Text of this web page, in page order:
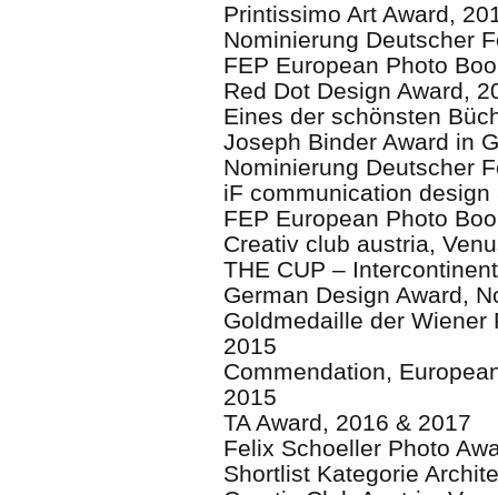
Printissimo Art Award,
Nominierung Deutscher
FEP European Photo
Red Dot Design Award,
Eines der schönsten
Joseph Binder Award in
Nominierung Deutscher
iF communication design
FEP European Photo
Creativ club austria,
THE CUP –
German Design Award,
Goldmedaille der
2015
Commendation,
2015
TA Award, 2016 & 2017
Felix Schoeller Photo
Shortlist Kategorie